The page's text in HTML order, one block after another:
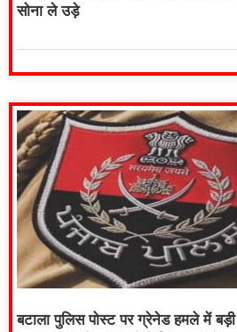
सोना ले उड़े
बटाला पुलिस पोस्ट पर ग्रेनेड हमले में